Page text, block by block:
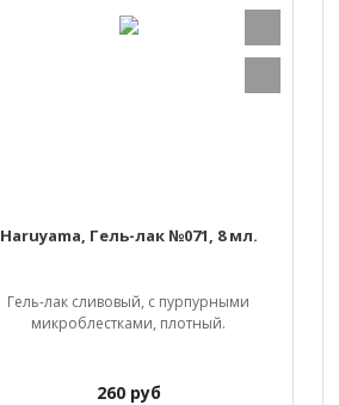
Haruyama, Гель-лак №071, 8 мл.
Гель-лак сливовый, с пурпурными
микроблестками, плотный.
260руб